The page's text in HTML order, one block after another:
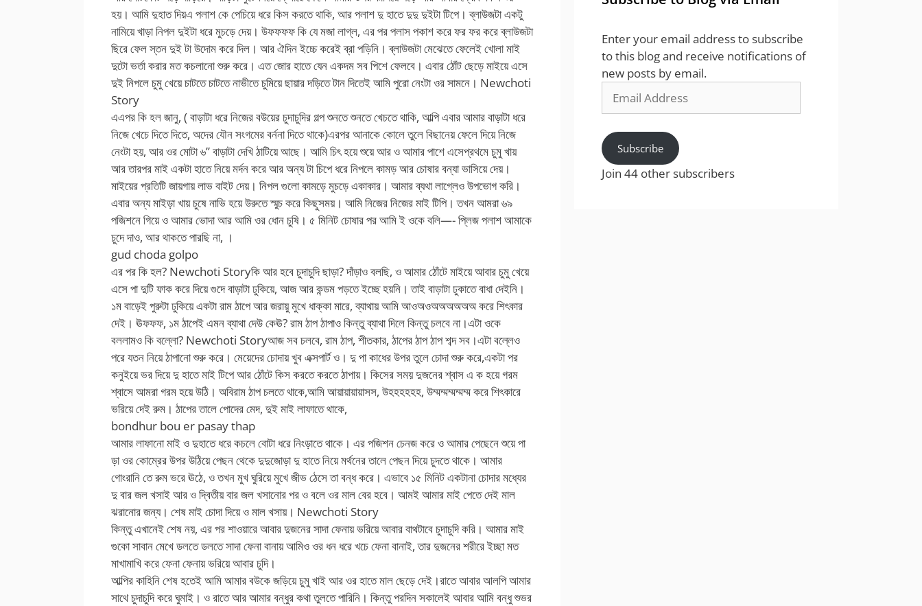
হয়। আমি দুহাত দিয়এ পলাশ কে পেচিয়ে ধরে কিস করতে থাকি, আর পলাশ দু হাতে দুদু দুইটা টিপে। ব্লাউজটা একটু
নামিয়ে খাড়া নিপল দুইটা ধরে মুচড়ে দেয়। উফফফফ কি যে মজা লাগ্ল, এর পর পলাস পকাশ করে ফর ফর করে ব্লাউজটা
ছিরে ফেল স্তন দুই টা উদোম করে দিল। আর ঐদিন ইচ্চে করেই ব্রা পড়িনি। ব্লাউজটা মেঝেতে ফেলেই খোলা মাই
দুটো ভর্তা করার মত কচলানো শুরু করে। এত জোর হাতে যেন একদম সব পিশে ফেলবে। এবার ঠোঁট ছেড়ে মাইয়ে এসে
দুই নিপলে চুমু খেয়ে চাটতে চাটতে নাভীতে চুমিয়ে ছায়ার দড়িতে টান দিতেই আমি পুরো নেংটা ওর সামনে। Newchoti
Story
এএপর কি হল জানু, ( বাড়াটা ধরে নিজের বউয়ের চুদাচুদির গল্প শুনতে শুনতে খেচতে থাকি, আল্পি এবার আমার বাড়াটা ধরে
নিজে খেচে দিতে দিতে, অদের যৌন সংগমের বর্ননা দিতে থাকে)এরপর আনাকে কোলে তুলে বিছানেয় ফেলে দিয়ে নিজে
নেংটা হয়, আর ওর মোটা ৬” বাড়াটা দেখি ঠাটিয়ে আছে। আমি চিৎ হয়ে শুয়ে আর ও আমার পাশে এসেপ্রথমে চুমু খায়
আর তারপর মাই একটা হাতে নিয়ে মর্দন করে আর অন্য টা চিপে ধরে নিপলে কামড় আর চোষার বন্যা ভাসিয়ে দেয়।
মাইয়ের প্রতিটি জায়গায় লাভ বাইট দেয়। নিপল গুলো কামড়ে মুচড়ে একাকার। আমার ব্যথা লাগ্লেও উপভোগ করি।
এবার অন্য মাইড়া খায় চুষে নাভি হয়ে উরুতে স্মুচ করে কিছুসময়। আমি নিজের নিজের মাই টিপি। তখন আমরা ৬৯
পজিশনে গিয়ে ও আমার ভোদা আর আমি ওর ধোন চুষি। ৫ মিনিট চোষার পর আমি ই ওকে বলি—- প্লিজ পলাশ আমাকে
চুদে দাও, আর থাকতে পারছি না, ।
gud choda golpo
এর পর কি হল? Newchoti Storyকি আর হবে চুদাচুদি ছাড়া? দাঁড়াও বলছি, ও আমার ঠোঁটে মাইয়ে আবার চুমু খেয়ে
এসে পা দুটি ফাক করে দিয়ে গুদে বাড়াটা ঢুকিয়ে, আজ আর কন্ডম পড়তে ইচ্ছে হয়নি। তাই বাড়াটা ঢুকাতে বাধা দেইনি।
১ম বাড়েই পুরুটা ঢুকিয়ে একটা রাম ঠাপে আর জরায়ু মুখে ধাক্কা মারে, ব্যাথায় আমি আওঅওঅঅঅঅঅঅ করে শিৎকার
দেই। ঊফফফ, ১ম ঠাপেই এমন ব্যাথা দেউ কেঊ? রাম ঠাপ ঠাপাও কিন্তু ব্যাথা দিলে কিন্তু চলবে না।এটা ওকে
বললামও কি বল্লো? Newchoti Storyআজ সব চলবে, রাম ঠাপ, শীতকার, ঠাপের ঠাপ ঠাপ শব্দ সব।এটা বল্লেও
পরে যতন নিয়ে ঠাপানো শুরু করে। মেয়েদের চোদায় খুব এক্সপার্ট ও। দু পা কাধের উপর তুলে চোদা শুরু করে,একটা পর
কনুইয়ে ভর দিয়ে দু হাতে মাই টিপে আর ঠোঁটে কিস করতে করতে ঠাপায়। কিসের সময় দুজনের শ্বাস এ ক হয়ে গরম
শ্বাসে আমরা গরম হয়ে উঠি। অবিরাম ঠাপ চলতে থাকে,আমি আয়ায়ায়ায়াসস, উহহহহহহ, উম্মম্মম্মম্মম্ম করে শিৎকারে
ভরিয়ে দেই রুম। ঠাপের তালে পোদের মেদ, দুই মাই লাফাতে থাকে,
bondhur bou er pasay thap
আমার লাফানো মাই ও দুহাতে ধরে কচলে বোটা ধরে নিংড়াতে থাকে। এর পজিশন চেনজ করে ও আমার পেছেনে শুয়ে পা
ড়া ওর কোম্রের উপর উঠিয়ে পেছন থেকে দুদুজোড়া দু হাতে নিয়ে মর্থনের তালে পেছন দিয়ে চুদতে থাকে। আমার
গোংরানি তে রুম ভরে ঊঠে, ও তখন মুখ ঘুরিয়ে মুখে জীভ ঠেসে তা বন্ধ করে। এভাবে ১৫ মিনিট একটানা চোদার মধ্যের
দু বার জল খসাই আর ও দ্বিতীয় বার জল খসানোর পর ও বলে ওর মাল বের হবে। আমই আমার মাই পেতে দেই মাল
ঝরানোর জন্য। শেষ মাই চোদা দিয়ে ও মাল খসায়। Newchoti Story
কিন্তু এখানেই শেষ নয়, এর পর শাওয়ারে আবার দুজনের সাদা ফেনায় ভরিয়ে আবার বাথটাবে চুদাচুদি করি। আমার মাই
গুকো সাবান মেখে ডলতে ডলতে সাদা ফেনা বানায় আমিও ওর ধন ধরে খচে ফেনা বানাই, তার দুজনের শরীরে ইচ্ছা মত
মাখামাখি করে ফেনা ফেনায় ভরিয়ে আবার চুদি।
আল্পির কাহিনি শেষ হতেই আমি আমার বউকে জড়িয়ে চুমু খাই আর ওর হাতে মাল ছেড়ে দেই।রাতে আবার আলপি আমার
সাথে চুদাচুদি করে ঘুমাই। ও রাতে আর আমার বন্ধুর কথা তুলতে পারিনি। কিন্তু পরদিন সকালেই আবার আমি বন্ধু শুভর
Enter your email address to subscribe
to this blog and receive notifications of
new posts by email.
Address
Subscribe
Join 44 other subscribers